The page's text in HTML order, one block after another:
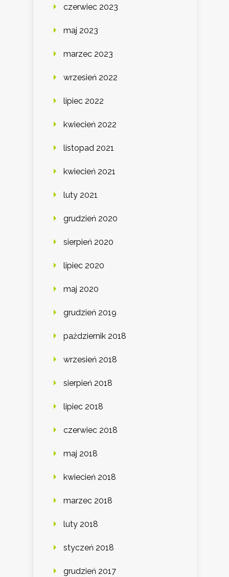
czerwiec 2023
maj 2023
marzec 2023
wrzesień 2022
lipiec 2022
kwiecień 2022
listopad 2021
kwiecień 2021
luty 2021
grudzień 2020
sierpień 2020
lipiec 2020
maj 2020
grudzień 2019
październik 2018
wrzesień 2018
sierpień 2018
lipiec 2018
czerwiec 2018
maj 2018
kwiecień 2018
marzec 2018
luty 2018
styczeń 2018
grudzień 2017